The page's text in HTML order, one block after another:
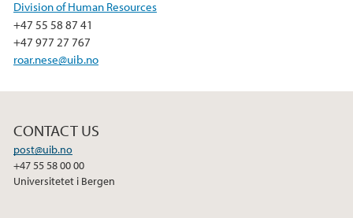
o
k
Division of Human Resources
+47 55 58 87 41
+47 977 27 767
roar.nese@uib.no
CONTACT US
post@uib.no
+47 55 58 00 00
Universitetet i Bergen